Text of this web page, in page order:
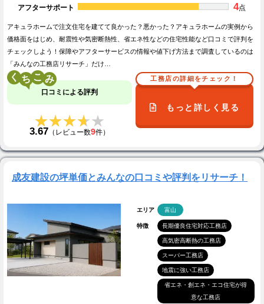
アフターサポート
4点
アキュラホームで注文住宅を建てて良かった？悪かった？アキュラホームの実例から
価格面をはじめ、耐震性や気密断熱性、省エネ性などの住宅性能など口コミで評判を
チェックしよう！保障やアフターサービスの情報や値下げ方法まで調査しているのは
「みんなの工務店リサーチ」だけ…
く こ
口コミによる評判
★★★★★
★★★★★
3.67 （レビュー数9件）
工務店の詳細をチェック！
もっと詳しく見る
成友建設の坪単価とみんなの口コミや評判をリサーチ！
エリア 富山
特徴 長期優良住宅対応工務店
高気密高断熱の工務店
スーパー工務店
地震に強い工務店
省エネ・創エネ・エコ住宅が得
意な工務店